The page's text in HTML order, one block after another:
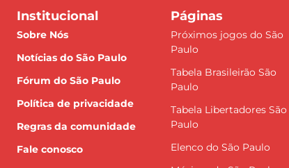
Institucional
Sobre Nós
Notícias do São Paulo
Fórum do São Paulo
Política de privacidade
Regras da comunidade
Fale conosco
Páginas
Próximos jogos do São
Paulo
Tabela Brasileirão São
Paulo
Tabela Libertadores São
Paulo
Elenco do São Paulo